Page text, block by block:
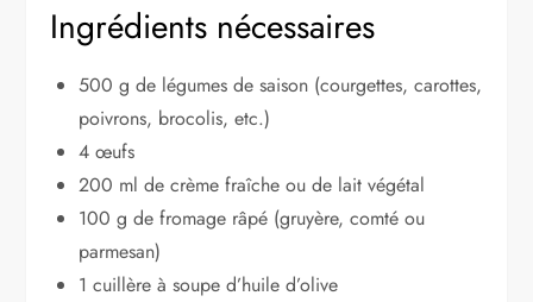
Ingrédients nécessaires
500 g de légumes de saison (courgettes, carottes,
poivrons, brocolis, etc.)
4 œufs
200 ml de crème fraîche ou de lait végétal
100 g de fromage râpé (gruyère, comté ou
parmesan)
1 cuillère à soupe d’huile d’olive